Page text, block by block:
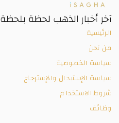
آخر أخبار الذهب لحظة بلحظة
الرئيسية
من نحن
سياسة الخصوصية
سياسة الإستبدال والإسترجاع
شروط الاستخدام
وظائف